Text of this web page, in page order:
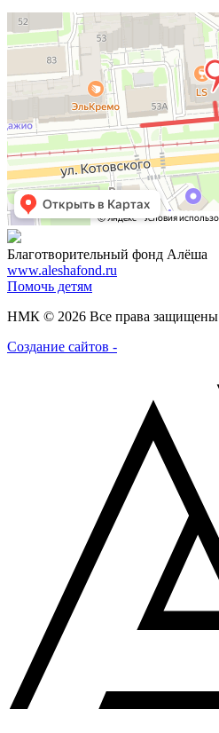
Благотворительный фонд Алёша
www.aleshafond.ru
Помочь детям
НМК © 2026 Все права защищены
Создание сайтов -